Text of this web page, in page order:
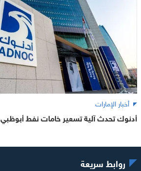
أخبار الإمارات
أدنوك تحدث آلية تسعير خامات نفط أبوظبي
روابط سريعة